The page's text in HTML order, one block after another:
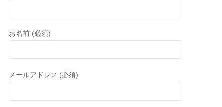
お名前 (必須)
メールアドレス (必須)